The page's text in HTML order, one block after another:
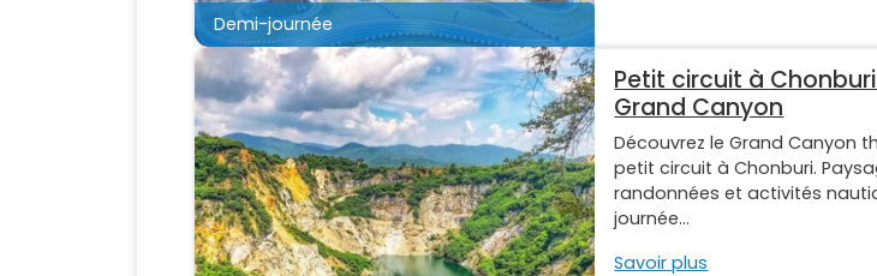
Demi-journée
Petit circuit à
Grand Canyon
Découvrez le Grand Canyon
petit circuit à Chonburi.
randonnées et activités
journée...
Savoir plus